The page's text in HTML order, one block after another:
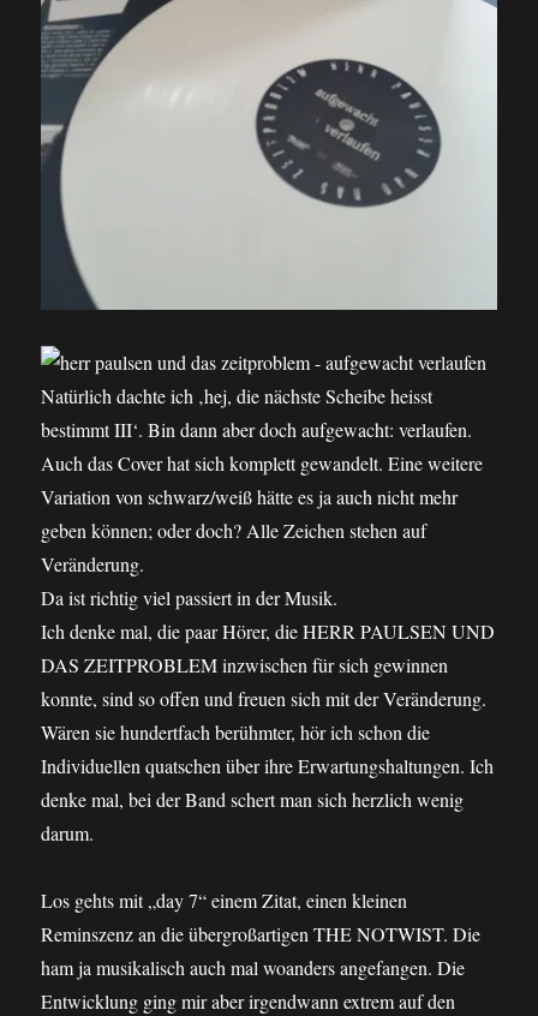
Natürlich dachte ich ‚hej, die nächste Scheibe heisst
bestimmt III‘. Bin dann aber doch aufgewacht: verlaufen.
Auch das Cover hat sich komplett gewandelt. Eine weitere
Variation von schwarz/weiß hätte es ja auch nicht mehr
geben können; oder doch? Alle Zeichen stehen auf
Veränderung.
Da ist richtig viel passiert in der Musik.
Ich denke mal, die paar Hörer, die HERR PAULSEN UND
DAS ZEITPROBLEM inzwischen für sich gewinnen
konnte, sind so offen und freuen sich mit der Veränderung.
Wären sie hundertfach berühmter, hör ich schon die
Individuellen quatschen über ihre Erwartungshaltungen. Ich
denke mal, bei der Band schert man sich herzlich wenig
darum.
Los gehts mit „day 7“ einem Zitat, einen kleinen
Reminszenz an die übergroßartigen THE NOTWIST. Die
ham ja musikalisch auch mal woanders angefangen. Die
Entwicklung ging mir aber irgendwann extrem auf den